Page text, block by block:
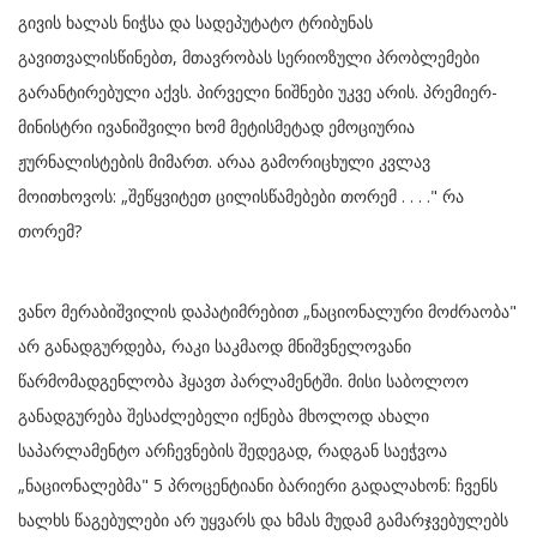
გივის ხალას ნიჭსა და სადეპუტატო ტრიბუნას
გავითვალისწინებთ, მთავრობას სერიოზული პრობლემები
გარანტირებული აქვს. პირველი ნიშნები უკვე არის. პრემიერ-
მინისტრი ივანიშვილი ხომ მეტისმეტად ემოციურია
ჟურნალისტების მიმართ. არაა გამორიცხული კვლავ
მოითხოვოს: „შეწყვიტეთ ცილისწამებები თორემ . . . ." რა
თორემ?
ვანო მერაბიშვილის დაპატიმრებით „ნაციონალური მოძრაობა"
არ განადგურდება, რაკი საკმაოდ მნიშვნელოვანი
წარმომადგენლობა ჰყავთ პარლამენტში. მისი საბოლოო
განადგურება შესაძლებელი იქნება მხოლოდ ახალი
საპარლამენტო არჩევნების შედეგად, რადგან საეჭვოა
„ნაციონალებმა" 5 პროცენტიანი ბარიერი გადალახონ: ჩვენს
ხალხს წაგებულები არ უყვარს და ხმას მუდამ გამარჯვებულებს